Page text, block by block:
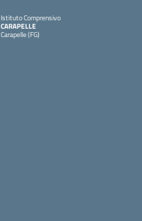
Istituto Comprensivo
CARAPELLE
Carapelle (FG)
— Visita la pagina iniziale della scuola